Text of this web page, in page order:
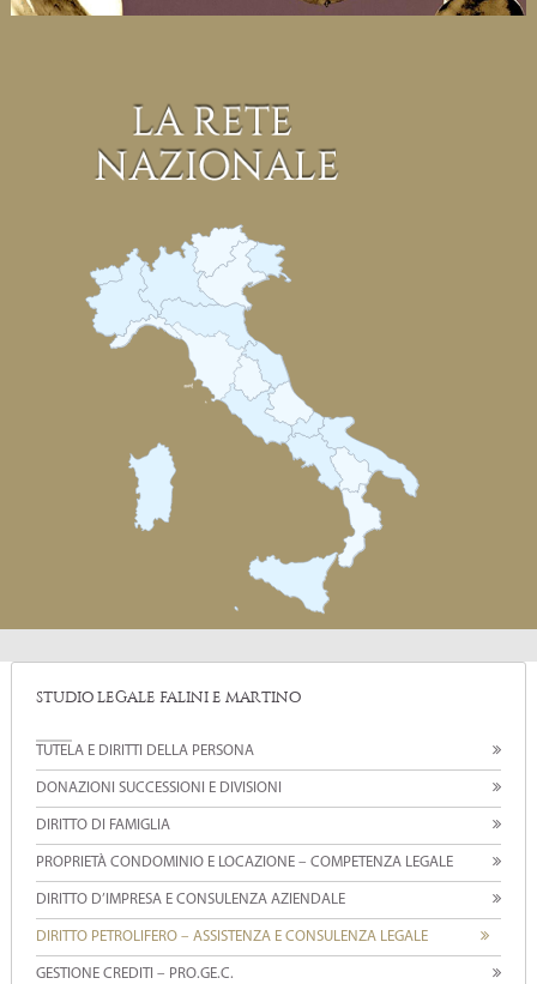
STUDIO LEGALE FALINI E MARTINO
TUTELA E DIRITTI DELLA PERSONA
DONAZIONI SUCCESSIONI E DIVISIONI
DIRITTO DI FAMIGLIA
PROPRIETÀ CONDOMINIO E LOCAZIONE – COMPETENZA LEGALE
DIRITTO D’IMPRESA E CONSULENZA AZIENDALE
DIRITTO PETROLIFERO – ASSISTENZA E CONSULENZA LEGALE
GESTIONE CREDITI – PRO.GE.C.